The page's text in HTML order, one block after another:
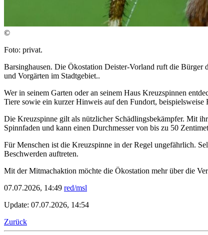
©
Foto: privat.
Barsinghausen. Die Ökostation Deister-Vorland ruft die Bürger
und Vorgärten im Stadtgebiet..
Wer in seinem Garten oder an seinem Haus Kreuzspinnen
Tiere sowie ein kurzer Hinweis auf den Fundort, beispielsweise
Die Kreuzspinne gilt als nützlicher Schädlingsbekämpfer. Mit
Spinnfaden und kann einen Durchmesser von bis zu 50
Für Menschen ist die Kreuzspinne in der Regel ungefährlich.
Beschwerden auftreten.
Mit der Mitmachaktion möchte die Ökostation mehr über die
07.07.2026, 14:49 red/msl
Update: 07.07.2026, 14:54
Zurück